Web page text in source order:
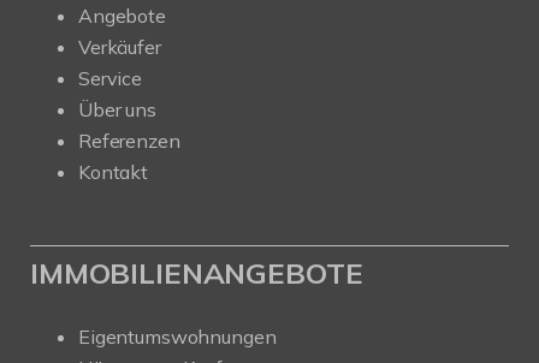
Angebote
Verkäufer
Service
Über uns
Referenzen
Kontakt
IMMOBILIENANGEBOTE
Eigentumswohnungen